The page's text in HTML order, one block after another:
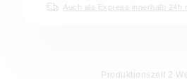
Auch als Express innerhalb 24h
Produktionszeit 2